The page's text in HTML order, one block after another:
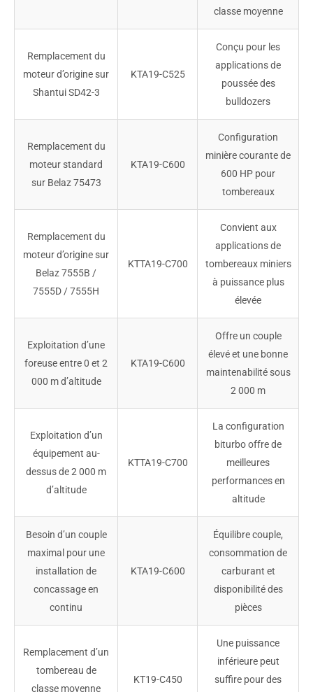
classe moyenne
Remplacement du
moteur d’origine sur
Shantui SD42-3
KTA19-C525
Conçu pour les
applications de
poussée des
bulldozers
Remplacement du
moteur standard
sur Belaz 75473
KTA19-C600
Configuration
minière courante de
600 HP pour
tombereaux
Remplacement du
moteur d’origine sur
Belaz 7555B /
7555D / 7555H
KTTA19-C700
Convient aux
applications de
tombereaux miniers
à puissance plus
élevée
Exploitation d’une
foreuse entre 0 et 2
000 m d’altitude
KTA19-C600
Offre un couple
élevé et une bonne
maintenabilité sous
2 000 m
Exploitation d’un
équipement au-
dessus de 2 000 m
d’altitude
KTTA19-C700
La configuration
biturbo offre de
meilleures
performances en
altitude
Besoin d’un couple
maximal pour une
installation de
concassage en
continu
KTA19-C600
Équilibre couple,
consommation de
carburant et
disponibilité des
pièces
Remplacement d’un
tombereau de
classe moyenne
KT19-C450
Une puissance
inférieure peut
suffire pour des